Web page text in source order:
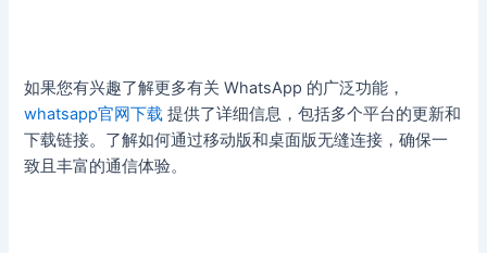
如果您有兴趣了解更多有关 WhatsApp 的广泛功能，
whatsapp官网下载 提供了详细信息，包括多个平台的更新和
下载链接。了解如何通过移动版和桌面版无缝连接，确保一
致且丰富的通信体验。